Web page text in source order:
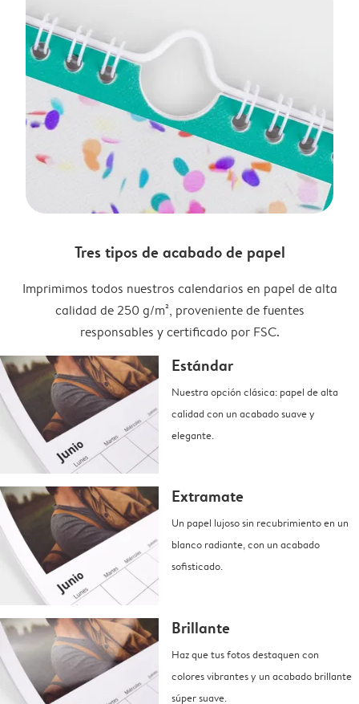
Tres tipos de acabado de papel
Imprimimos todos nuestros calendarios en papel de alta
calidad de 250 g/m², proveniente de fuentes
responsables y certificado por FSC.
Estándar
Nuestra opción clásica: papel de alta
calidad con un acabado suave y
elegante.
Extramate
Un papel lujoso sin recubrimiento en un
blanco radiante, con un acabado
sofisticado.
Brillante
Haz que tus fotos destaquen con
colores vibrantes y un acabado brillante
súper suave.